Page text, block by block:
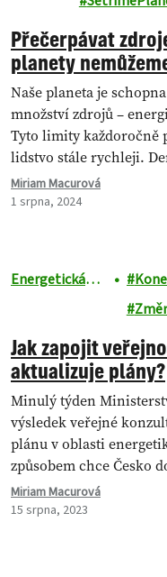
Přečerpávat
planety
Naše planeta je
množství zdrojů –
Tyto limity každoročně
lidstvo stále rychleji.
Miriam Macurová
1 srpna, 2024
Energetická
Jak zapojit
aktualizuje plány?
Minulý týden
výsledek veřejné
plánu v oblasti
způsobem chce Česko
Miriam Macurová
15 srpna, 2023